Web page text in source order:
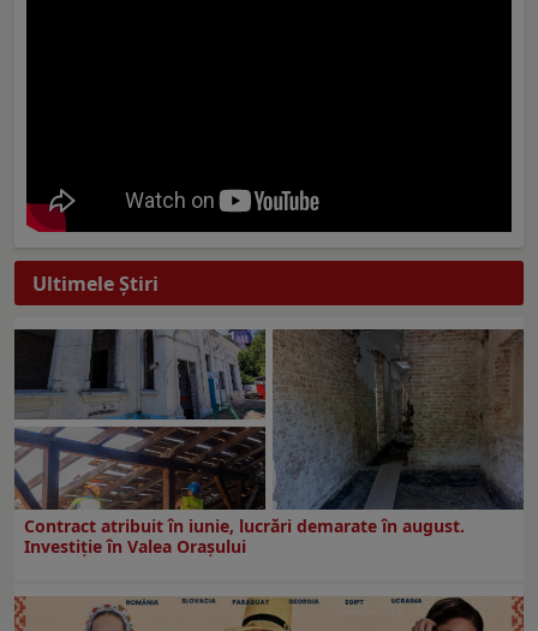
Ultimele Ştiri
Contract atribuit în iunie, lucrări demarate în august.
Investiţie în Valea Oraşului